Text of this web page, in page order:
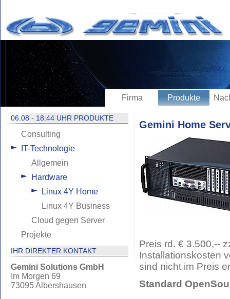
Firma Produkte
06.08 - 18:44 UHR PRODUKTE
Consulting
IT-Technologie
Allgemein
Hardware
Linux 4Y Home
Linux 4Y Business
Cloud gegen Server
Projekte
IHR DIREKTER KONTAKT
Gemini Solutions GmbH
Im Morgen 69
73095 Albershausen
Gemini Home
Preis rd. € 3.500,--
Installationskosten
sind nicht im Preis
Standard